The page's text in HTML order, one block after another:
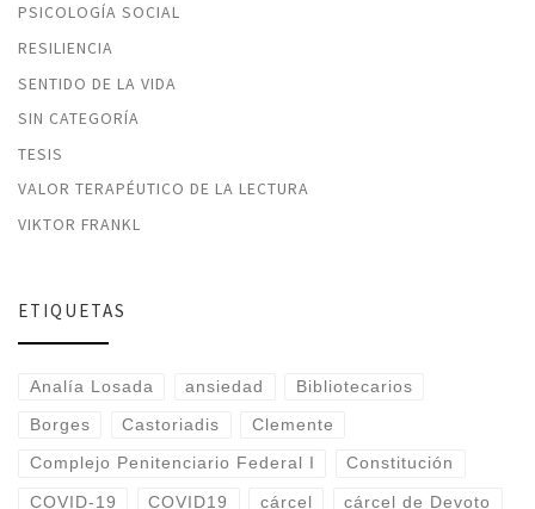
PSICOLOGÍA SOCIAL
RESILIENCIA
SENTIDO DE LA VIDA
SIN CATEGORÍA
TESIS
VALOR TERAPÉUTICO DE LA LECTURA
VIKTOR FRANKL
ETIQUETAS
Analía Losada ansiedad Bibliotecarios
Borges Castoriadis Clemente
Complejo Penitenciario Federal I Constitución
COVID-19 COVID19 cárcel cárcel de Devoto